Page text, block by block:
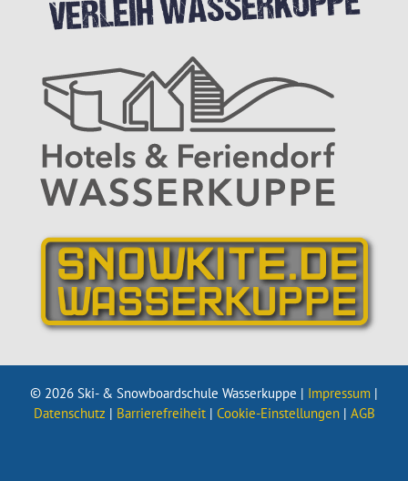
© 2026 Ski- & Snowboardschule Wasserkuppe | Impressum |
Datenschutz | Barrierefreiheit| Cookie-Einstellungen| AGB